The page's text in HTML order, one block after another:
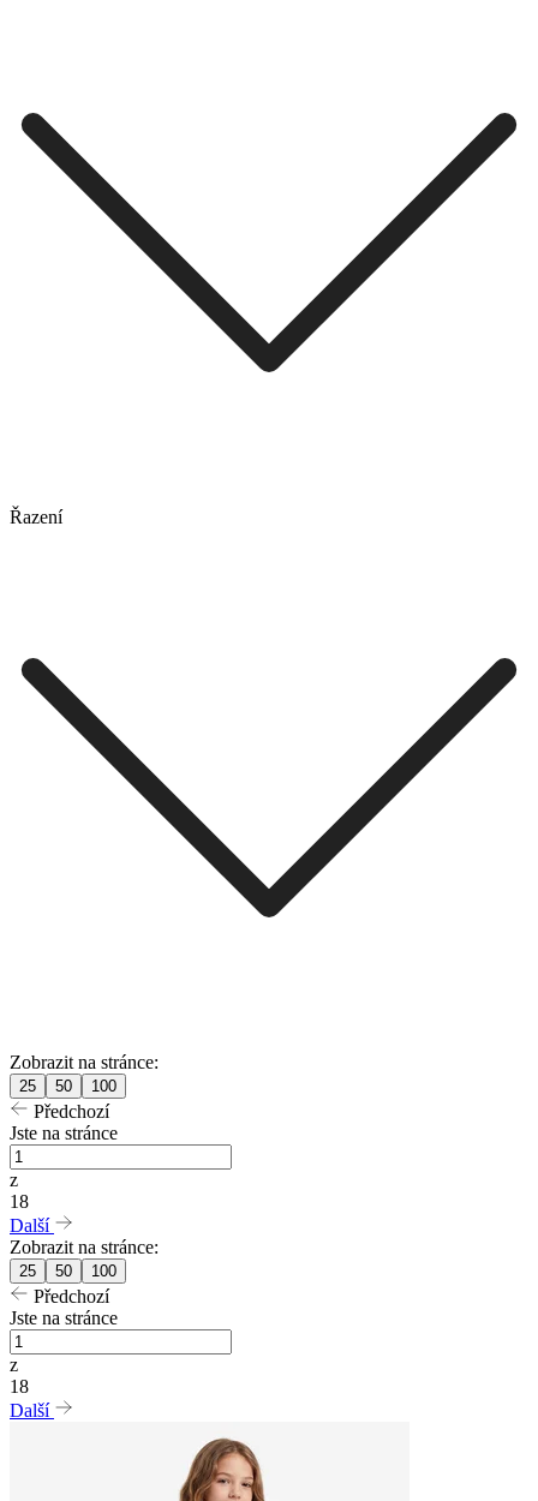
Řazení
Zobrazit na stránce:
25 50 100
Předchozí
Jste na stránce
z
18
Další
Zobrazit na stránce:
25 50 100
Předchozí
Jste na stránce
z
18
Další